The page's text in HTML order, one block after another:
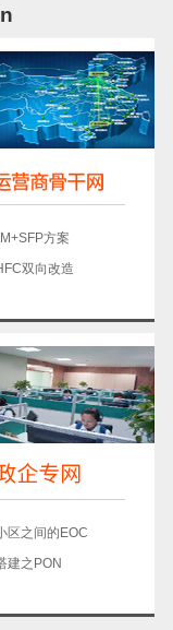
方案
双向改造
区之间的EOC
建之PON